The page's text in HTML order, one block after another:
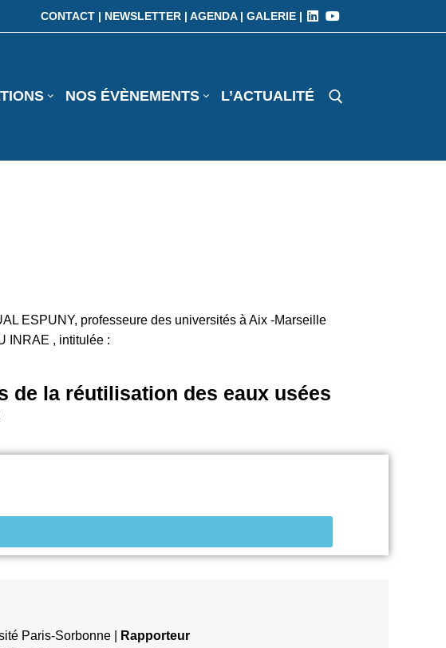
CONTACT | NEWSLETTER | AGENDA | GALERIE |
NOS ÉVÈNEMENTS L’ACTUALITÉ
ESPUNY, professeure des universités à Aix -Marseille
INRAE , intitulée :
de la réutilisation des eaux usées
Paris-Sorbonne |
Rapporteur